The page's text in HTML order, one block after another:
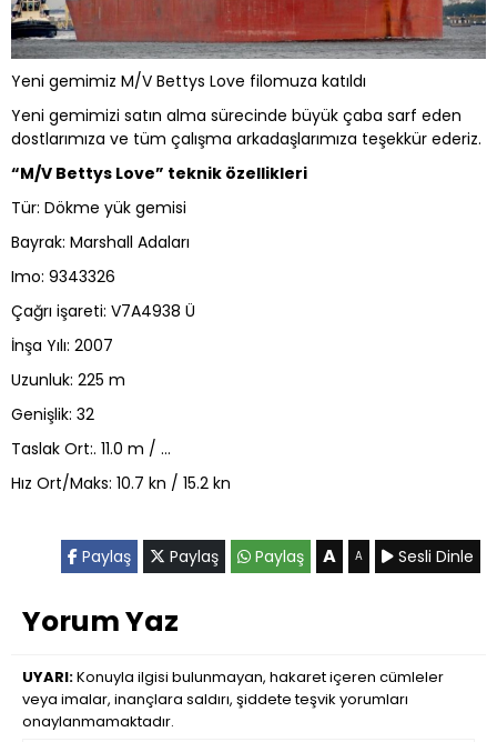
Yeni gemimiz M/V Bettys Love filomuza katıldı
Yeni gemimizi satın alma sürecinde büyük çaba sarf eden
dostlarımıza ve tüm çalışma arkadaşlarımıza teşekkür ederiz.
“M/V Bettys Love” teknik özellikleri
Tür: Dökme yük gemisi
Bayrak: Marshall Adaları
Imo: 9343326
Çağrı işareti: V7A4938 Ü
İnşa Yılı: 2007
Uzunluk: 225 m
Genişlik: 32
Taslak Ort:. 11.0 m / …
Hız Ort/Maks: 10.7 kn / 15.2 kn
Paylaş Paylaş Paylaş A A Sesli Dinle
Yorum Yaz
UYARI:Konuyla ilgisi bulunmayan, hakaret içeren cümleler
veya imalar, inançlara saldırı, şiddete teşvik yorumları
onaylanmamaktadır.